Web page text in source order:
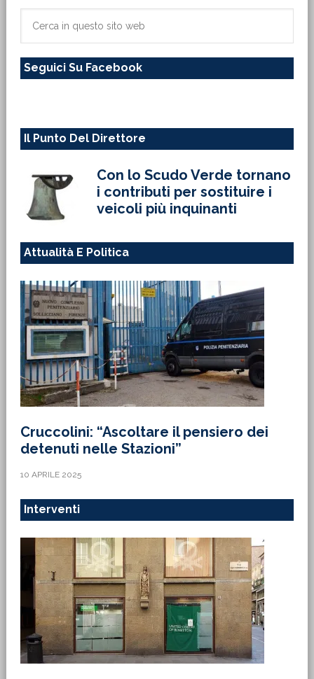
primaria
sito
Seguici Su Facebook
Il Punto Del Direttore
Con lo Scudo Verde tornano
i contributi per sostituire i
veicoli più inquinanti
Attualità E Politica
Cruccolini: “Ascoltare il pensiero dei
detenuti nelle Stazioni”
10 APRILE 2025
Interventi